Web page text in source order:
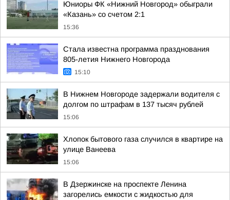
Юниоры ФК «Нижний Новгород» обыграли
«Казань» со счетом 2:1
15:36
Стала известна программа празднования
805-летия Нижнего Новгорода
15:10
В Нижнем Новгороде задержали водителя с
долгом по штрафам в 137 тысяч рублей
15:06
Хлопок бытового газа случился в квартире на
улице Ванеева
15:06
В Дзержинске на проспекте Ленина
загорелись емкости с жидкостью для